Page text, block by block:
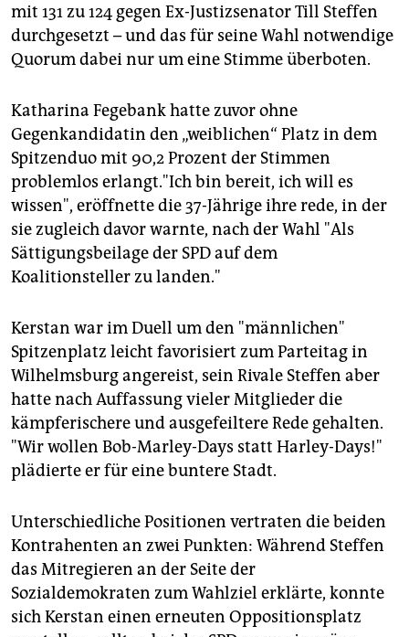
mit 131 zu 124 gegen Ex-Justizsenator Till Steffen
durchgesetzt – und das für seine Wahl notwendige
Quorum dabei nur um eine Stimme überboten.
Katharina Fegebank hatte zuvor ohne
Gegenkandidatin den „weiblichen“ Platz in dem
Spitzenduo mit 90,2 Prozent der Stimmen
problemlos erlangt."Ich bin bereit, ich will es
wissen", eröffnette die 37-Jährige ihre rede, in der
sie zugleich davor warnte, nach der Wahl "Als
Sättigungsbeilage der SPD auf dem
Koalitionsteller zu landen."
Kerstan war im Duell um den "männlichen"
Spitzenplatz leicht favorisiert zum Parteitag in
Wilhelmsburg angereist, sein Rivale Steffen aber
hatte nach Auffassung vieler Mitglieder die
kämpferischere und ausgefeiltere Rede gehalten.
"Wir wollen Bob-Marley-Days statt Harley-Days!"
plädierte er für eine buntere Stadt.
Unterschiedliche Positionen vertraten die beiden
Kontrahenten an zwei Punkten: Während Steffen
das Mitregieren an der Seite der
Sozialdemokraten zum Wahlziel erklärte, konnte
sich Kerstan einen erneuten Oppositionsplatz